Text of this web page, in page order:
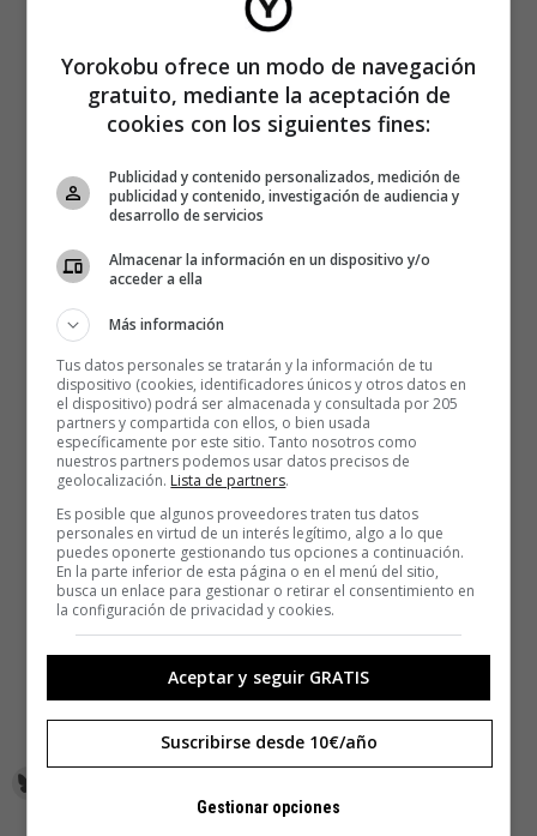
Yorokobu ofrece un modo de navegación
gratuito, mediante la aceptación de
cookies con los siguientes fines:
Publicidad y contenido personalizados, medición de
publicidad y contenido, investigación de audiencia y
desarrollo de servicios
Almacenar la información en un dispositivo y/o
acceder a ella
Más información
Tus datos personales se tratarán y la información de tu
dispositivo (cookies, identificadores únicos y otros datos en
el dispositivo) podrá ser almacenada y consultada por 205
partners y compartida con ellos, o bien usada
específicamente por este sitio. Tanto nosotros como
nuestros partners podemos usar datos precisos de
geolocalización. Lista de partners.
Es posible que algunos proveedores traten tus datos
personales en virtud de un interés legítimo, algo a lo que
puedes oponerte gestionando tus opciones a continuación.
En la parte inferior de esta página o en el menú del sitio,
busca un enlace para gestionar o retirar el consentimiento en
la configuración de privacidad y cookies.
Aceptar y seguir GRATIS
Suscribirse desde 10€/año
Gestionar opciones